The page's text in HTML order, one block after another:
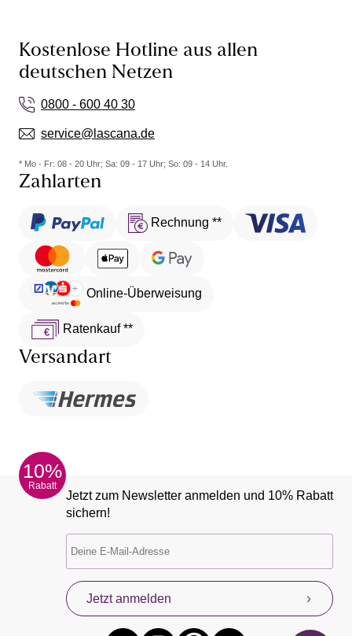
Kostenlose Hotline aus allen
deutschen Netzen
0800 - 600 40 30
service@lascana.de
* Mo - Fr: 08 - 20 Uhr; Sa: 09 - 17 Uhr; So: 09 - 14 Uhr.
Zahlarten
Rechnung **
Online-Überweisung
Ratenkauf **
Versandart
10%
Rabatt
Jetzt zum Newsletter anmelden und 10% Rabatt
sichern!
Jetzt anmelden